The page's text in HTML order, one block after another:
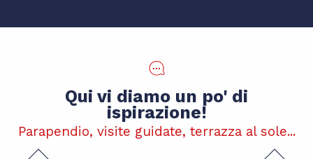
Qui vi diamo un po' di
ispirazione!
Parapendio, visite guidate, terrazza al sole...